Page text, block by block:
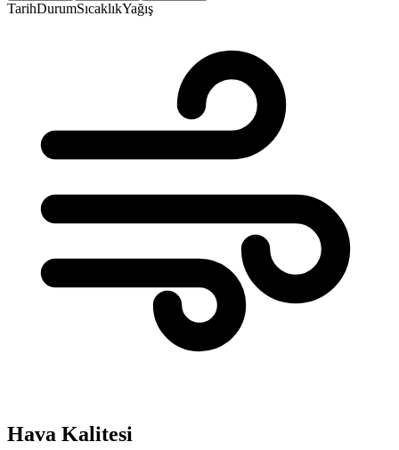
TarihDurumSıcaklıkYağış
Hava Kalitesi